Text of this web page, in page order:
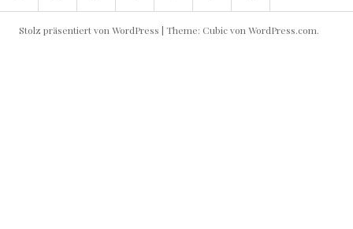
Stolz präsentiert von WordPress | Theme: Cubic von WordPress.com.